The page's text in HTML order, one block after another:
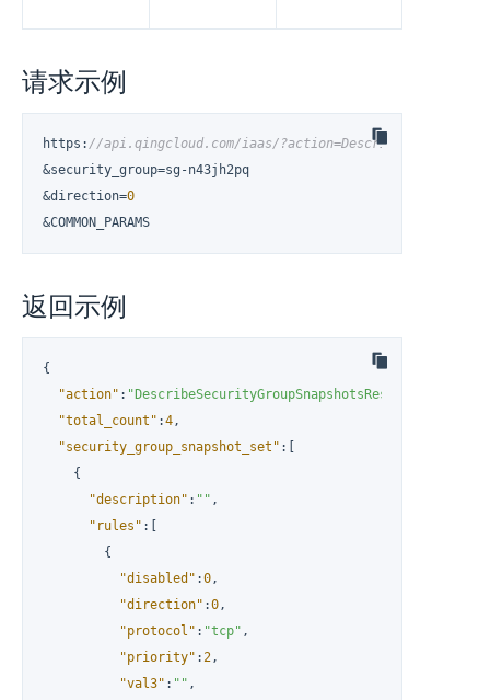
请求示例
https : //api.qingcloud.com/iaas/
&security_group=sg-n43jh2pq
&direction=0
&COMMON_PARAMS
返回示例
{
"action" : "DescribeSecurityGroupSnapshotsResponse"
"total_count" :4,
"security_group_snapshot_set" :
{
"description" : "" ,
"rules" :
{
"disabled" :0,
"direction" :0,
"protocol" : "tcp" ,
"priority" :2,
"val3" : "" ,